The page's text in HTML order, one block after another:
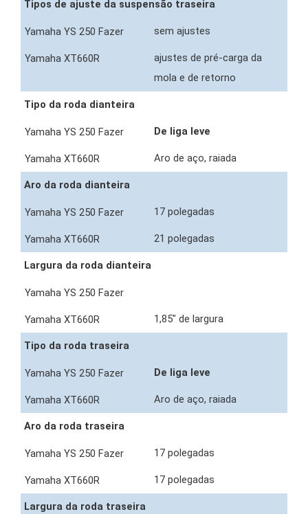
Tipos de ajuste da suspensão traseira
sem ajustes
ajustes de pré-carga da
mola e de retorno
Tipo da roda dianteira
De liga leve
Aro de aço, raiada
Aro da roda dianteira
17 polegadas
21 polegadas
Largura da roda dianteira
1,85" de largura
Tipo da roda traseira
De liga leve
Aro de aço, raiada
Aro da roda traseira
17 polegadas
17 polegadas
Largura da roda traseira